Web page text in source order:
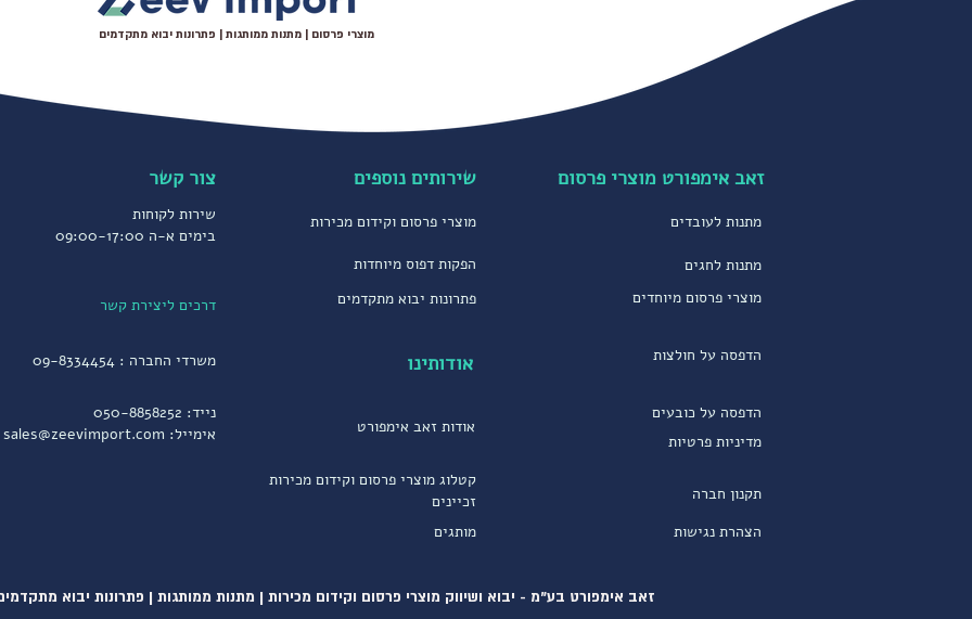
מוצרי פרסום | מתנות ממותגות | פתרונות יבוא מתקדמים
זאב אימפורט בע"מ - יבוא ושיווק מוצרי פרסום וקידום מכירות | מתנות ממותגות | פתרונות יבוא
שירות לקוחות
בימים א-ה 09:00-17:00
דרכים ליצירת קשר
משרדי החברה : 09-8334454
נייד: 050-8858252
אימייל: sales@zeevimport.com
מוצרי פרסום וקידום מכירות
הפקות דפוס מיוחדות
פתרונות יבוא מתקדמים
אודותינו
אודות זאב אימפורט
קטלוג מוצרי פרסום וקידום מכירות
זכיינים
מותגים
מתנות לעובדים
מתנות לחגים
מוצרי פרסום מיוחדים
הדפסה על חולצות
הדפסה על כובעים
מדיניות פרטיות
תקנון חברה
הצהרת נגישות
צור קשר שירותים נוספים זאב אימפורט מוצרי פרסום